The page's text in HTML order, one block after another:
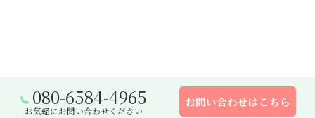
080-6584-4965
お気軽にお問い合わせください
お問い合わせはこちら